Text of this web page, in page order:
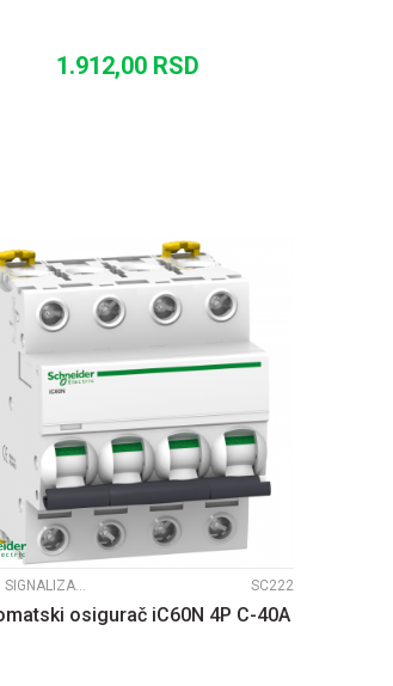
1.912,00 RSD
ACTI9 SIGNALIZACIJA SC222
osigurač iC60N 4P C-40A